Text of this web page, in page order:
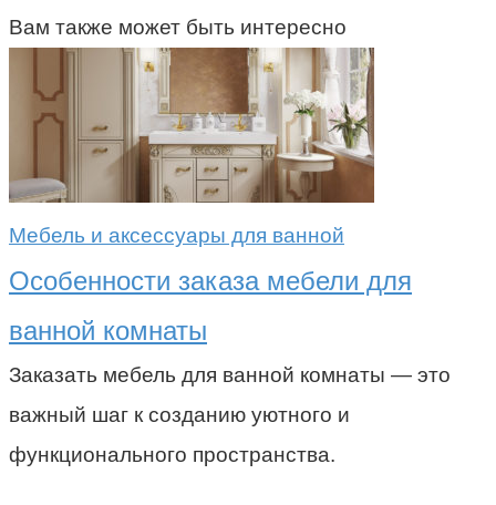
Вам также может быть интересно
Мебель и аксессуары для ванной
Особенности заказа мебели для
ванной комнаты
Заказать мебель для ванной комнаты — это
важный шаг к созданию уютного и
функционального пространства.